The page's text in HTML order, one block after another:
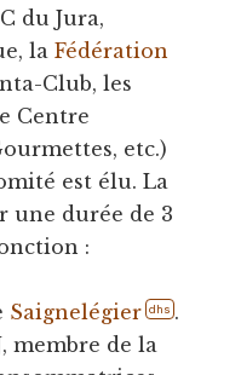
du Jura,
la Fédération
Club, les
Centre
etc.)
est élu. La
une durée de 3
:
Saignelégier dhs .
membre de la